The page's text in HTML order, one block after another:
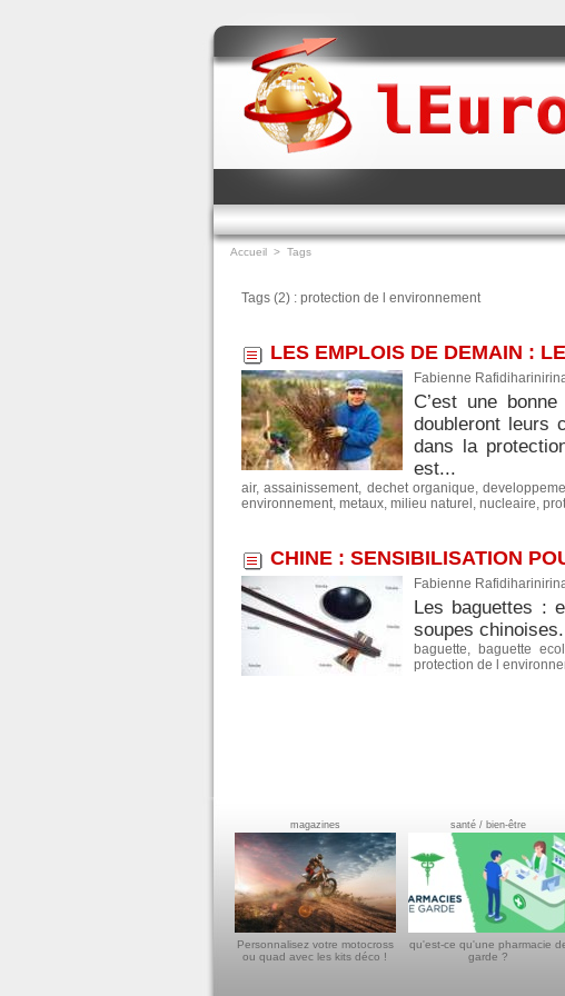
Accueil > Tags
Tags (2) : protection de l environnement
LES EMPLOIS DE DEMAIN :
Fabienne
C’est une
doubleront leurs
dans la
est...
air,assainissement, dechet organique,
environnement, metaux, milieu naturel , nucleaire,
CHINE : SENSIBILISATION
Fabienne
Les baguettes :
soupes
baguette, baguette
protection de l
magazines
Personnalisez votre motocross
ou quad avec les kits déco !
santé / bien-être
qu'est-ce qu'une pharmacie
garde ?